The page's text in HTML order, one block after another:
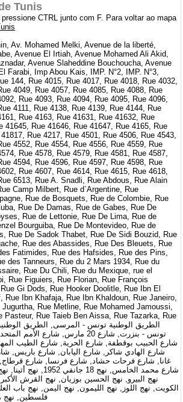
Tunis
CTRL junto com F. Para voltar ao mapa
Av. Mohamed Melki, Avenue de la liberté,
Avenue El Irtiah, Avenue Mohamed Ali Akid,
Avenue Slaheddine Bouchoucha, Avenue
Farabi, Imp Abou Kais, IMP. N°2, IMP. N°3,
144, Rue 4015, Rue 4017, Rue 4018, Rue 4032,
4049, Rue 4057, Rue 4085, Rue 4088, Rue
Rue 4093, Rue 4094, Rue 4095, Rue 4096,
4111, Rue 4138, Rue 4139, Rue 4144, Rue
Rue 4163, Rue 41631, Rue 41632, Rue
41645, Rue 41646, Rue 41647, Rue 4165, Rue
Rue 4217, Rue 4501, Rue 4506, Rue 4543,
4552, Rue 4554, Rue 4556, Rue 4559, Rue
Rue 4578, Rue 4579, Rue 4581, Rue 4587,
4594, Rue 4596, Rue 4597, Rue 4598, Rue
Rue 4607, Rue 4614, Rue 4615, Rue 4618,
6513, Rue A. Snadli, Rue Abdous, Rue Alain
Camp Milbert, Rue d`Argentine, Rue
Rue de Bosquets, Rue de Colombie, Rue
Rue De Damas, Rue de Gabes, Rue De
Rue de Lettonie, Rue De Lima, Rue de
Bourguiba, Rue De Montevideo, Rue de
Rue De Sadok Thabet, Rue De Sidi Bouzid, Rue
Rue des Abassides, Rue Des Bleuets, Rue
Fatimides, Rue des Hafsides, Rue des Pins,
des Tanneurs, Rue du 2 Mars 1934, Rue du
Rue Du Chili, Rue du Mexique, rue el
Rue Figuiers, Rue Florian, Rue François
Gi Dods, Rue Hooker Doolitle, Rue Ibn El
Rue Ibn Khafaja, Rue Ibn Khaldoun, Rue Janeiro,
Jugurtha, Rue Metline, Rue Mohamed Jamoussi,
Pasteur, Rue Taieb Ben Aissa, Rue Tazarka, Rue
تونس - بنزرت, شارع 20 مارس, شارع
شارع الحبيب بوقطفة, شارع الحرية, شارع الطيب
شارع الهادي شاكر, شارع اليابان, شارع باريس,
غانا, شارع فرحات حشاد, شارع فرنسا, شارع
شارع محمد الخامس, نهج 18
نهج البيرو, نهج الحسين بوزيان, نهج القرش
الكويت, نهج اللوز, نهج الليمون, نهج اليمن, نهج باب
فلسطين, نهج